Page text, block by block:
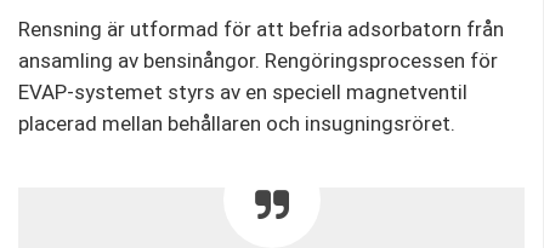
Rensning är utformad för att befria adsorbatorn från
ansamling av bensinångor. Rengöringsprocessen för
EVAP-systemet styrs av en speciell magnetventil
placerad mellan behållaren och insugningsröret.